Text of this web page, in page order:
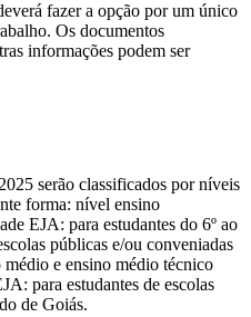
fazer a opção por um único
Os documentos
informações podem ser
serão classificados por níveis
forma: nível ensino
EJA: para estudantes do 6º ao
públicas e/ou conveniadas
e ensino médio técnico
para estudantes de escolas
de Goiás.